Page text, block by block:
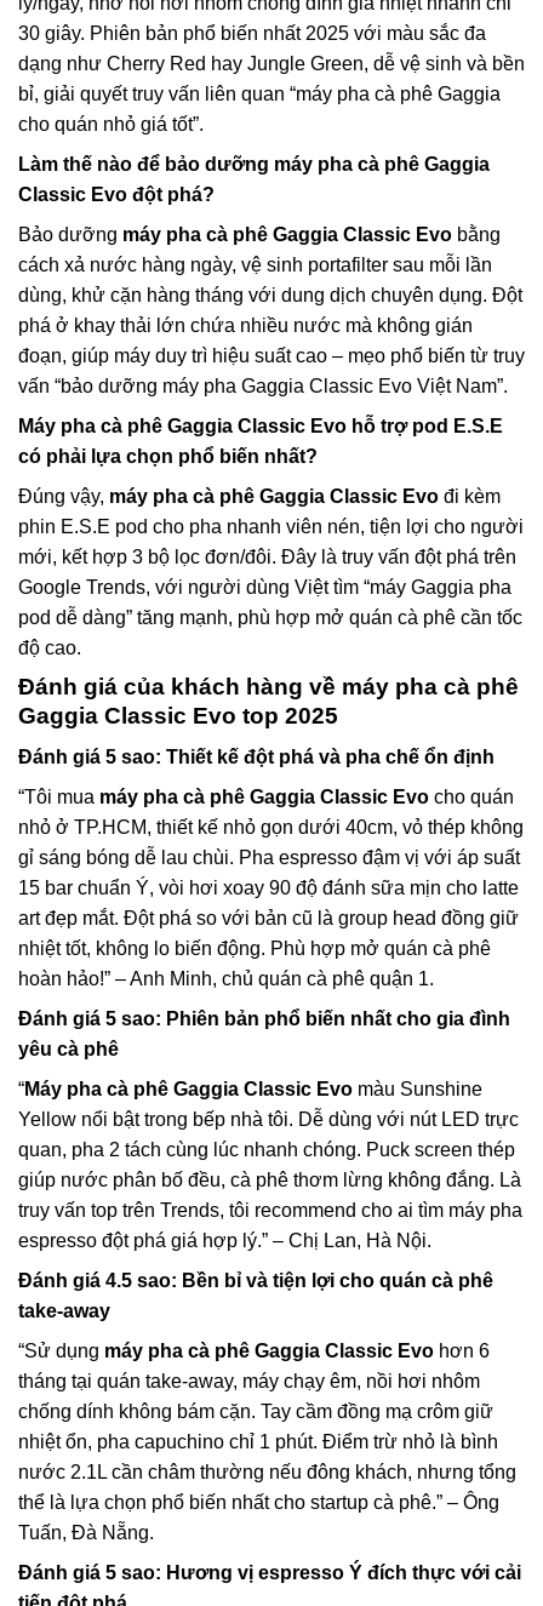
30 giây. Phiên bản phổ biến nhất 2025 với màu sắc đa
dạng như Cherry Red hay Jungle Green, dễ vệ sinh và bền
bỉ, giải quyết truy vấn liên quan “máy pha cà phê Gaggia
cho quán nhỏ giá tốt”.
Làm thế nào để bảo dưỡng máy pha cà phê Gaggia
Classic Evo đột phá?
Bảo dưỡng máy pha cà phê Gaggia Classic Evo bằng
cách xả nước hàng ngày, vệ sinh portafilter sau mỗi lần
dùng, khử cặn hàng tháng với dung dịch chuyên dụng. Đột
phá ở khay thải lớn chứa nhiều nước mà không gián
đoạn, giúp máy duy trì hiệu suất cao – mẹo phổ biến từ truy
vấn “bảo dưỡng máy pha Gaggia Classic Evo Việt Nam”.
Máy pha cà phê Gaggia Classic Evo hỗ trợ pod E.S.E
có phải lựa chọn phổ biến nhất?
Đúng vậy, máy pha cà phê Gaggia Classic Evo đi kèm
phin E.S.E pod cho pha nhanh viên nén, tiện lợi cho người
mới, kết hợp 3 bộ lọc đơn/đôi. Đây là truy vấn đột phá trên
Google Trends, với người dùng Việt tìm “máy Gaggia pha
pod dễ dàng” tăng mạnh, phù hợp mở quán cà phê cần tốc
độ cao.
Đánh giá của khách hàng về máy pha cà phê
Gaggia Classic Evo top 2025
Đánh giá 5 sao: Thiết kế đột phá và pha chế ổn định
“Tôi mua máy pha cà phê Gaggia Classic Evo cho quán
nhỏ ở TP.HCM, thiết kế nhỏ gọn dưới 40cm, vỏ thép không
gỉ sáng bóng dễ lau chùi. Pha espresso đậm vị với áp suất
15 bar chuẩn Ý, vòi hơi xoay 90 độ đánh sữa mịn cho latte
art đẹp mắt. Đột phá so với bản cũ là group head đồng giữ
nhiệt tốt, không lo biến động. Phù hợp mở quán cà phê
hoàn hảo!” – Anh Minh, chủ quán cà phê quận 1.
Đánh giá 5 sao: Phiên bản phổ biến nhất cho gia đình
yêu cà phê
“Máy pha cà phê Gaggia Classic Evo màu Sunshine
Yellow nổi bật trong bếp nhà tôi. Dễ dùng với nút LED trực
quan, pha 2 tách cùng lúc nhanh chóng. Puck screen thép
giúp nước phân bố đều, cà phê thơm lừng không đắng. Là
truy vấn top trên Trends, tôi recommend cho ai tìm máy pha
espresso đột phá giá hợp lý.” – Chị Lan, Hà Nội.
Đánh giá 4.5 sao: Bền bỉ và tiện lợi cho quán cà phê
take-away
“Sử dụng máy pha cà phê Gaggia Classic Evo hơn 6
tháng tại quán take-away, máy chạy êm, nồi hơi nhôm
chống dính không bám cặn. Tay cầm đồng mạ crôm giữ
nhiệt ổn, pha capuchino chỉ 1 phút. Điểm trừ nhỏ là bình
nước 2.1L cần châm thường nếu đông khách, nhưng tổng
thể là lựa chọn phổ biến nhất cho startup cà phê.” – Ông
Tuấn, Đà Nẵng.
Đánh giá 5 sao: Hương vị espresso Ý đích thực với cải